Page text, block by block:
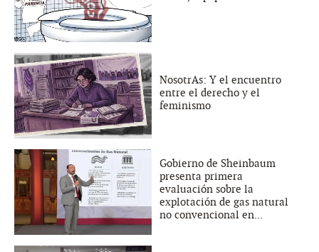
NosotrAs: Y el encuentro
entre el derecho y el
feminismo
Gobierno de Sheinbaum
presenta primera
evaluación sobre la
explotación de gas natural
no convencional en...